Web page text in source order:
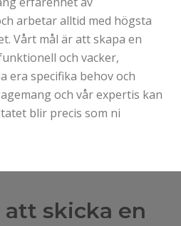
arbetar alltid med högsta
Vårt mål är att skapa en
och vacker,
era specifika behov och
och vår expertis kan
blir precis som ni
skicka en